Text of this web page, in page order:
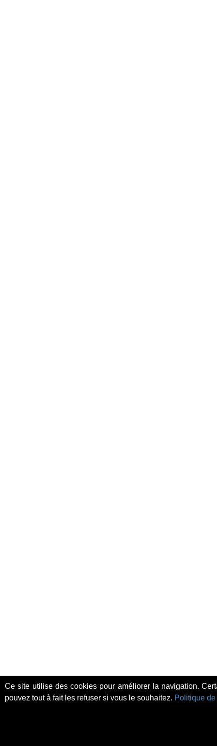
Ce site utilise des cookies pour améliorer la navigation.
pouvez tout à fait les refuser si vous le souhaitez. Politique